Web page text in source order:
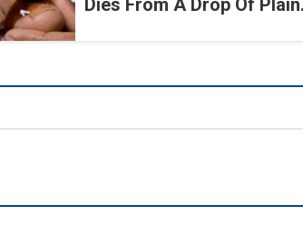
Dies From A Drop Of